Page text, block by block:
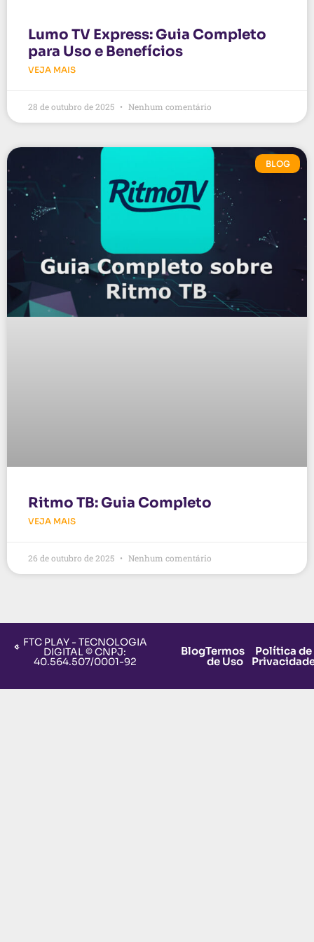
Lumo TV Express: Guia Completo
para Uso e Benefícios
VEJA MAIS
28 de outubro de 2025 Nenhum comentário
BLOG
Ritmo TB: Guia Completo
VEJA MAIS
26 de outubro de 2025 Nenhum comentário
FTC PLAY - TECNOLOGIA
DIGITAL © CNPJ:
40.564.507/0001-92
Política de
Termos
de Uso
Blog